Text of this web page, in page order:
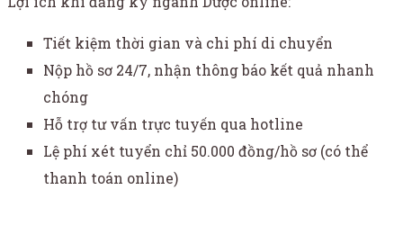
Tiết kiệm thời gian và chi phí di chuyển
Nộp hồ sơ 24/7, nhận thông báo kết quả nhanh
chóng
Hỗ trợ tư vấn trực tuyến qua hotline
Lệ phí xét tuyển chỉ 50.000 đồng/hồ sơ (có thể
thanh toán online)